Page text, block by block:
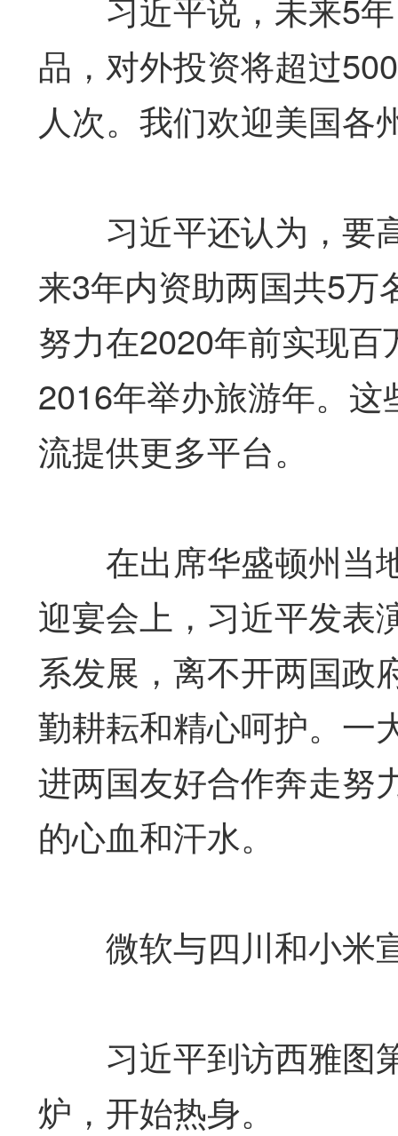
品，对外投资将超过
人次。我们欢迎美国各
习近平还认为，要
来3年内资助两国共5万
努力在2020年前实现
2016年举办旅游年。
流提供更多平台。
在出席华盛顿州当
迎宴会上，习近平发表
系发展，离不开两国政
勤耕耘和精心呵护。一
进两国友好合作奔走努
的心血和汗水。
微软与四川和小米
习近平到访西雅图
炉，开始热身。